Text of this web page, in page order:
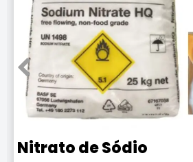
Benzoato de Sódio